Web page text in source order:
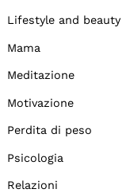
Lifestyle and beauty
Mama
Meditazione
Motivazione
Perdita di peso
Psicologia
Relazioni